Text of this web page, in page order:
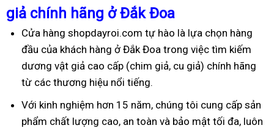
giả chính hãng ở Đắk Đoa
Cửa hàng shopdayroi.com tự hào là lựa chọn hàng
đầu của khách hàng ở Đắk Đoa trong việc tìm kiếm
dương vật giả cao cấp (chim giả, cu giả) chính hãng
từ các thương hiệu nổi tiếng.
Với kinh nghiệm hơn 15 năm, chúng tôi cung cấp sản
phẩm chất lượng cao, an toàn và bảo mật tối đa, luôn